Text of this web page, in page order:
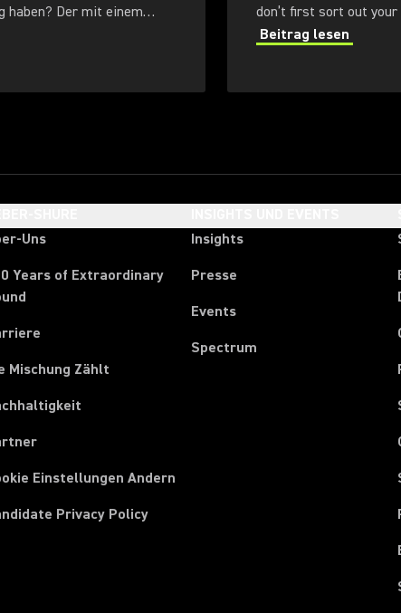
haben? Der mit einem
Toningenieur Paul
don’t first sort out
Beitrag lesen
Uns
Years of Extraordinary
Mischung Zählt
Einstellungen Andern
Privacy Policy
Insights
Presse
Events
Spectrum